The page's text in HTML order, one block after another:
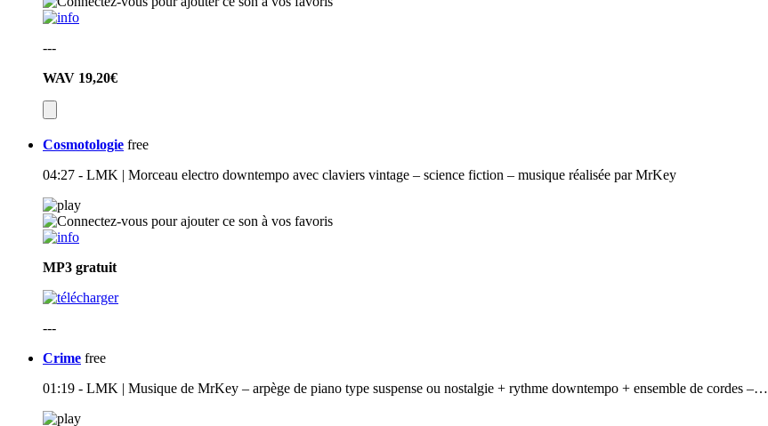
---
WAV 19,20€
Cosmotologie free
04:27 - LMK | Morceau electro downtempo avec claviers vintage – science fiction – musique réalisée par MrKey
MP3 gratuit
---
Crime free
01:19 - LMK | Musique de MrKey – arpège de piano type suspense ou nostalgie + rythme downtempo + ensemble de cordes –…